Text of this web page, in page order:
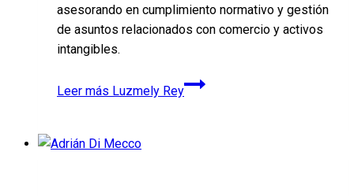
asesorando en cumplimiento normativo y gestión
de asuntos relacionados con comercio y activos
intangibles.
Leer más Luzmely Rey